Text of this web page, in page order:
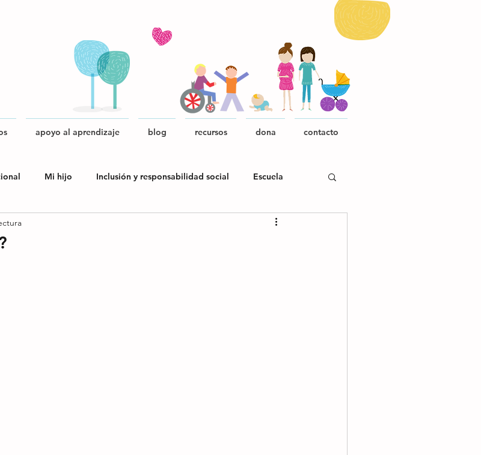
apoyo al aprendizaje blog recursos dona contacto
Mi hijo Inclusión y responsabilidad social Escuela